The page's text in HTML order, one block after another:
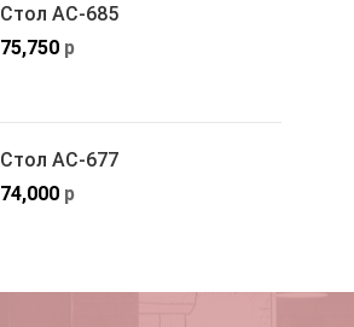
Стол АС-685
75,750 р
Стол АС-677
74,000 р